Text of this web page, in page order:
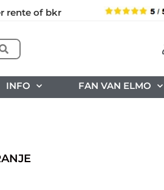
rente of bkr
INFO FAN VAN ELMO